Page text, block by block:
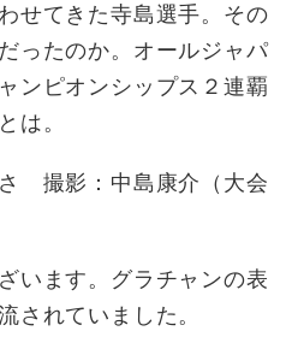
せてきた寺島選手。その
ったのか。オールジャパ
ンピオンシップス２連覇
は。
撮影：中島康介（大会
ます。グラチャンの表
されていました。